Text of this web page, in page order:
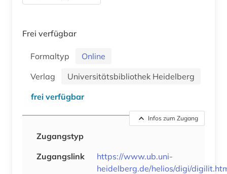
Frei verfügbar
Formaltyp
Online
Verlag
Universitätsbibliothek Heidelberg
frei verfügbar
Infos zum Zugang
Zugangstyp
Zugangslink
https://www.ub.uni-
heidelberg.de/helios/digi/